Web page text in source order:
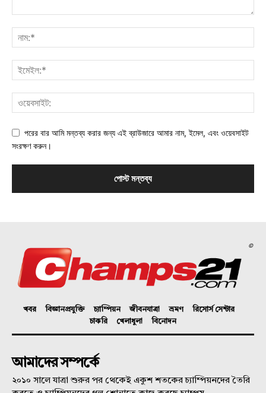
পরের বার আমি মন্তব্য করার জন্য এই ব্রাউজারে আমার নাম, ইমেল, এবং ওয়েবসাইট
সংরক্ষণ করুন।
©
খবর বিজ্ঞানপ্রযুক্তি চ্যাম্পিয়ন জীবনযাত্রা ভ্রমণ
রিসোর্স সেন্টার
চাকরি
খেলাধুলা বিনোদন
আমাদের সম্পর্কে
২০১০ সালে যাত্রা শুরুর পর থেকেই একুশ শতকের চ্যাম্পিয়নদের তৈরি